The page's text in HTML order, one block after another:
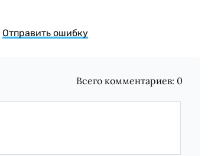
Отправить ошибку
Всего комментариев: 0